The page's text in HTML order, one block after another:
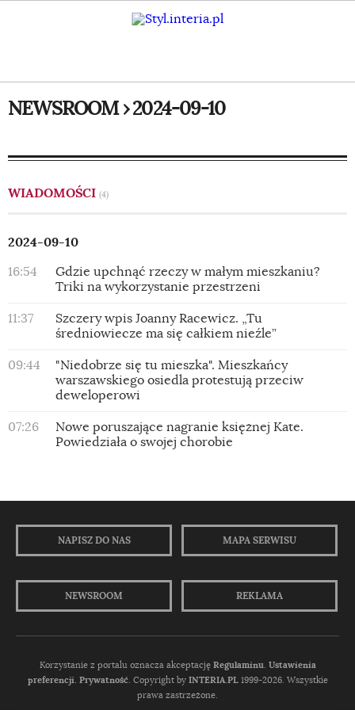
NEWSROOM › 2024-09-10
WIADOMOŚCI (4)
2024-09-10
16:54
Gdzie upchnąć rzeczy w małym mieszkaniu?
Triki na wykorzystanie przestrzeni
11:37
Szczery wpis Joanny Racewicz. „Tu
średniowiecze ma się całkiem nieźle”
09:44
"Niedobrze się tu mieszka". Mieszkańcy
warszawskiego osiedla protestują przeciw
deweloperowi
07:26
Nowe poruszające nagranie księżnej Kate.
Powiedziała o swojej chorobie
NAPISZ DO NAS MAPA SERWISU
NEWSROOM REKLAMA
Korzystanie z portalu oznacza akceptację Regulaminu. Ustawienia
preferencji. Prywatność. Copyright by INTERIA.PL1999-2026. Wszystkie
prawa zastrzeżone.